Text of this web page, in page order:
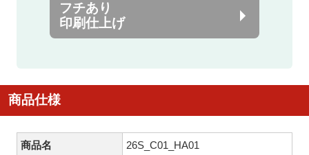
フチあり
印刷仕上げ
商品仕様
商品名 26S_C01_HA01